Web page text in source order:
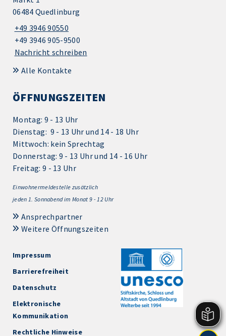
06484 Quedlinburg
+49 3946 90550
+49 3946 905-9500
Nachricht schreiben
Alle Kontakte
ÖFFNUNGSZEITEN
Montag: 9 - 13 Uhr
Dienstag: 9 - 13 Uhr und 14 - 18 Uhr
Mittwoch: kein Sprechtag
Donnerstag: 9 - 13 Uhr und 14 - 16 Uhr
Freitag: 9 - 13 Uhr
Einwohnermeldestelle zusätzlich
jeden 1. Sonnabend im Monat 9 - 12 Uhr
Ansprechpartner
Weitere Öffnungszeiten
Impressum
Barrierefreiheit
Datenschutz
Elektronische
Kommunikation
Rechtliche Hinweise